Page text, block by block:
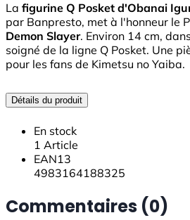
La figurine Q Posket d'Obanai
par Banpresto, met à l'honneur le
Demon Slayer. Environ 14 cm,
soigné de la ligne Q Posket. Une
pour les fans de Kimetsu no Yaiba.
Détails du produit
En stock
1 Article
EAN13
4983164188325
Commentaires (0)